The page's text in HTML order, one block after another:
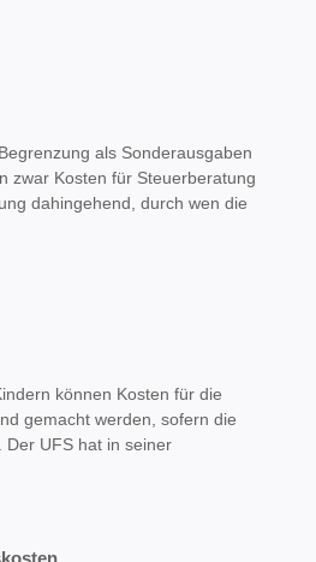
als Sonderausgaben
zwar Kosten für Steuerberatung
dahingehend, durch wen die
können Kosten für die
gemacht werden, sofern die
Der UFS hat in seiner